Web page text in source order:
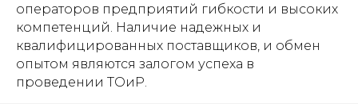
операторов предприятий гибкости и высоких
компетенций. Наличие надежных и
квалифицированных поставщиков, и обмен
опытом являются залогом успеха в
проведении ТОиР.